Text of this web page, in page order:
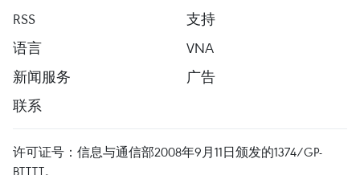
RSS
支持
语言
VNA
新闻服务
广告
联系
许可证号：信息与通信部2008年9月11日颁发的1374/GP-
BTTTT。